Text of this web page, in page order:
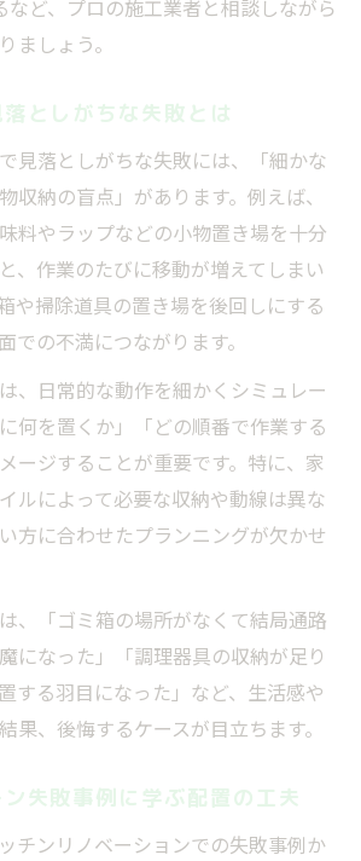
ど、プロの施工業者と相談しながら
ましょう。
としがちな失敗とは
見落としがちな失敗には、「細かな
収納の盲点」があります。例えば、
料やラップなどの小物置き場を十分
、作業のたびに移動が増えてしまい
や掃除道具の置き場を後回しにする
での不満につながります。
、日常的な動作を細かくシミュレー
何を置くか」「どの順番で作業する
ージすることが重要です。特に、家
ルによって必要な収納や動線は異な
方に合わせたプランニングが欠かせ
、「ゴミ箱の場所がなくて結局通路
になった」「調理器具の収納が足り
する羽目になった」など、生活感や
果、後悔するケースが目立ちます。
失敗事例に学ぶ配置の工夫
チンリノベーションでの失敗事例か